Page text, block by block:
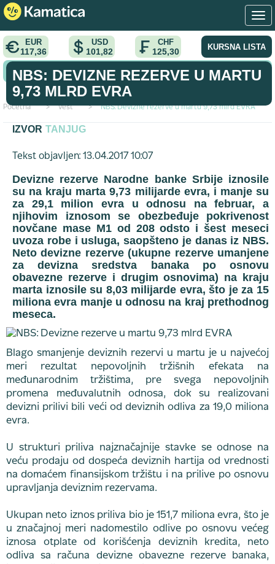
EUR
117,36
USD
101,82
CHF
125,30 KURSNA LISTA
KONVERTOR VALUTA
Početna > vest > NBS: Devizne rezerve u martu 9,73 mlrd EVRA
NBS: DEVIZNE REZERVE U MARTU
9,73 MLRD EVRA
IZVOR TANJUG
Tekst objavljen: 13.04.2017 10:07
Devizne rezerve Narodne banke Srbije iznosile
su na kraju marta 9,73 milijarde evra, i manje su
za 29,1 milion evra u odnosu na februar, a
njihovim iznosom se obezbeđuje pokrivenost
novčane mase M1 od 208 odsto i šest meseci
uvoza robe i usluga, saopšteno je danas iz NBS.
Neto devizne rezerve (ukupne rezerve umanjene
za devizna sredstva banaka po osnovu
obavezne rezerve i drugim osnovima) na kraju
marta iznosile su 8,03 milijarde evra, što je za 15
miliona evra manje u odnosu na kraj prethodnog
meseca.
Blago smanjenje deviznih rezervi u martu je u najvećoj
meri rezultat nepovoljnih tržišnih efekata na
međunarodnim tržištima, pre svega nepovoljnih
promena međuvalutnih odnosa, dok su realizovani
devizni prilivi bili veći od deviznih odliva za 19,0 miliona
evra.
U strukturi priliva najznačajnije stavke se odnose na
veću prodaju od dospeća deviznih hartija od vrednosti
na domaćem finansijskom tržištu i na prilive po osnovu
upravljanja deviznim rezervama.
Ukupan neto iznos priliva bio je 151,7 miliona evra, što je
u značajnoj meri nadomestilo odlive po osnovu većeg
iznosa otplate od korišćenja deviznih kredita, neto
odliva sa računa devizne obavezne rezerve banaka,